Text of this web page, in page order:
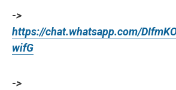
->
https://chat.whatsapp.com/
wifG
->